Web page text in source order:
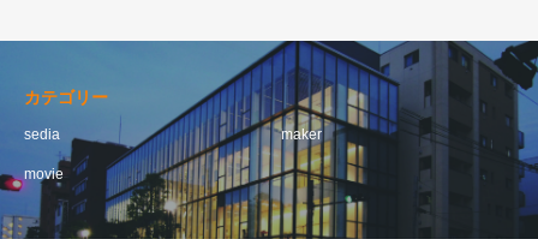
カテゴリー
sedia maker
movie